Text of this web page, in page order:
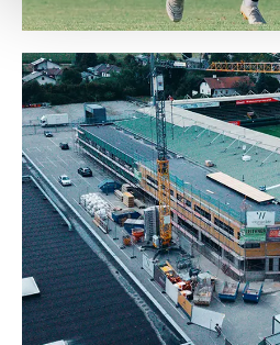
Weitere Details, insbesondere
Empfänger entnehmen Sie
Datenschutzerklärung.